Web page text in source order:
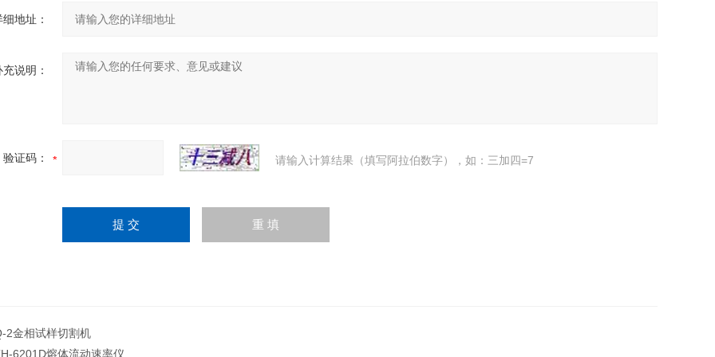
细地址：
充说明：
验证码： 请输入计算结果（填写阿拉伯数字），如：三加四=7
2金相试样切割机
6201D熔体流动速率仪